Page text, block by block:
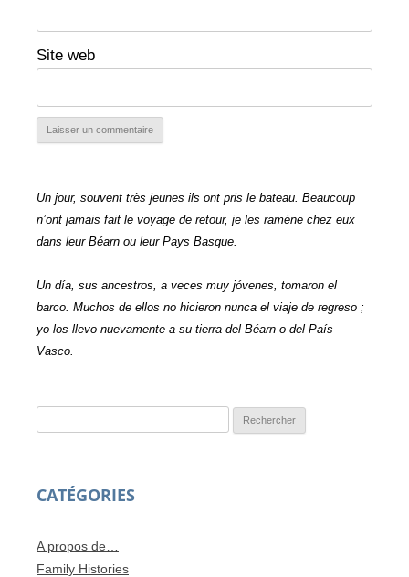
Site web
Un jour, souvent très jeunes ils ont pris le bateau. Beaucoup
n’ont jamais fait le voyage de retour, je les ramène chez eux
dans leur Béarn ou leur Pays Basque.
Un día, sus ancestros, a veces muy jóvenes, tomaron el
barco. Muchos de ellos no hicieron nunca el viaje de regreso ;
yo los llevo nuevamente a su tierra del Béarn o del País
Vasco.
CATÉGORIES
A propos de…
Family Histories